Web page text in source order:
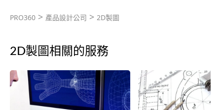
PRO360 > 產品設計公司 > 2D製圖
2D製圖相關的服務